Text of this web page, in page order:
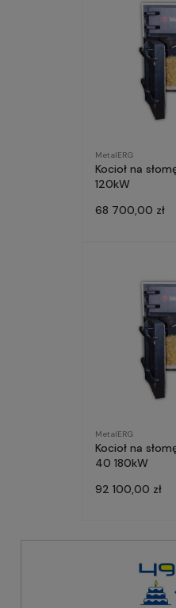
MetalERG
Kocioł na
120kW
68 700,00 zł
MetalERG
Kocioł na
40 180kW
92 100,00 zł